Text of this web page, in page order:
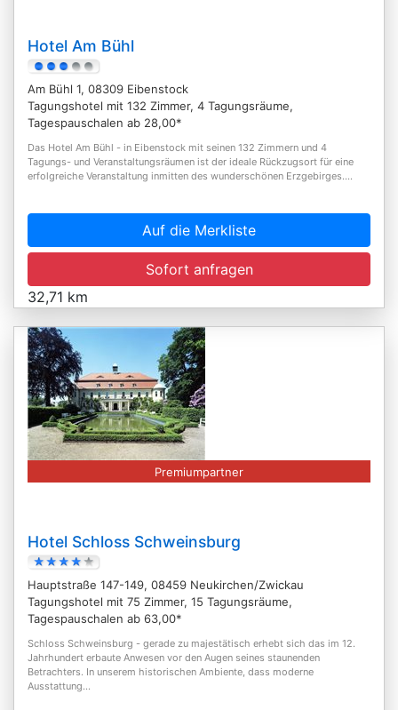
Hotel Am Bühl
Am Bühl 1, 08309 Eibenstock
Tagungshotel mit 132 Zimmer, 4 Tagungsräume,
Tagespauschalen ab 28,00*
Das Hotel Am Bühl - in Eibenstock mit seinen 132 Zimmern und 4
Tagungs- und Veranstaltungsräumen ist der ideale Rückzugsort für eine
erfolgreiche Veranstaltung inmitten des wunderschönen Erzgebirges....
Auf die Merkliste
Sofort anfragen
32,71 km
Premiumpartner
Hotel Schloss Schweinsburg
Hauptstraße 147-149, 08459 Neukirchen/Zwickau
Tagungshotel mit 75 Zimmer, 15 Tagungsräume,
Tagespauschalen ab 63,00*
Schloss Schweinsburg - gerade zu majestätisch erhebt sich das im 12.
Jahrhundert erbaute Anwesen vor den Augen seines staunenden
Betrachters. In unserem historischen Ambiente, dass moderne
Ausstattung...